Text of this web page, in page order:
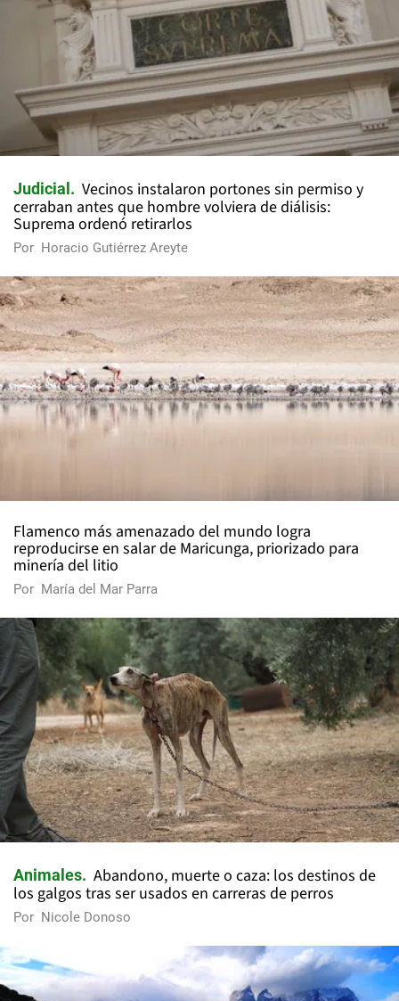
Judicial
Vecinos instalaron portones sin permiso y
cerraban antes que hombre volviera de diálisis:
Suprema ordenó retirarlos
Por Horacio Gutiérrez Areyte
Flamenco más amenazado del mundo logra
reproducirse en salar de Maricunga, priorizado para
minería del litio
Por María del Mar Parra
Animales
Abandono, muerte o caza: los destinos de
los galgos tras ser usados en carreras de perros
Por Nicole Donoso